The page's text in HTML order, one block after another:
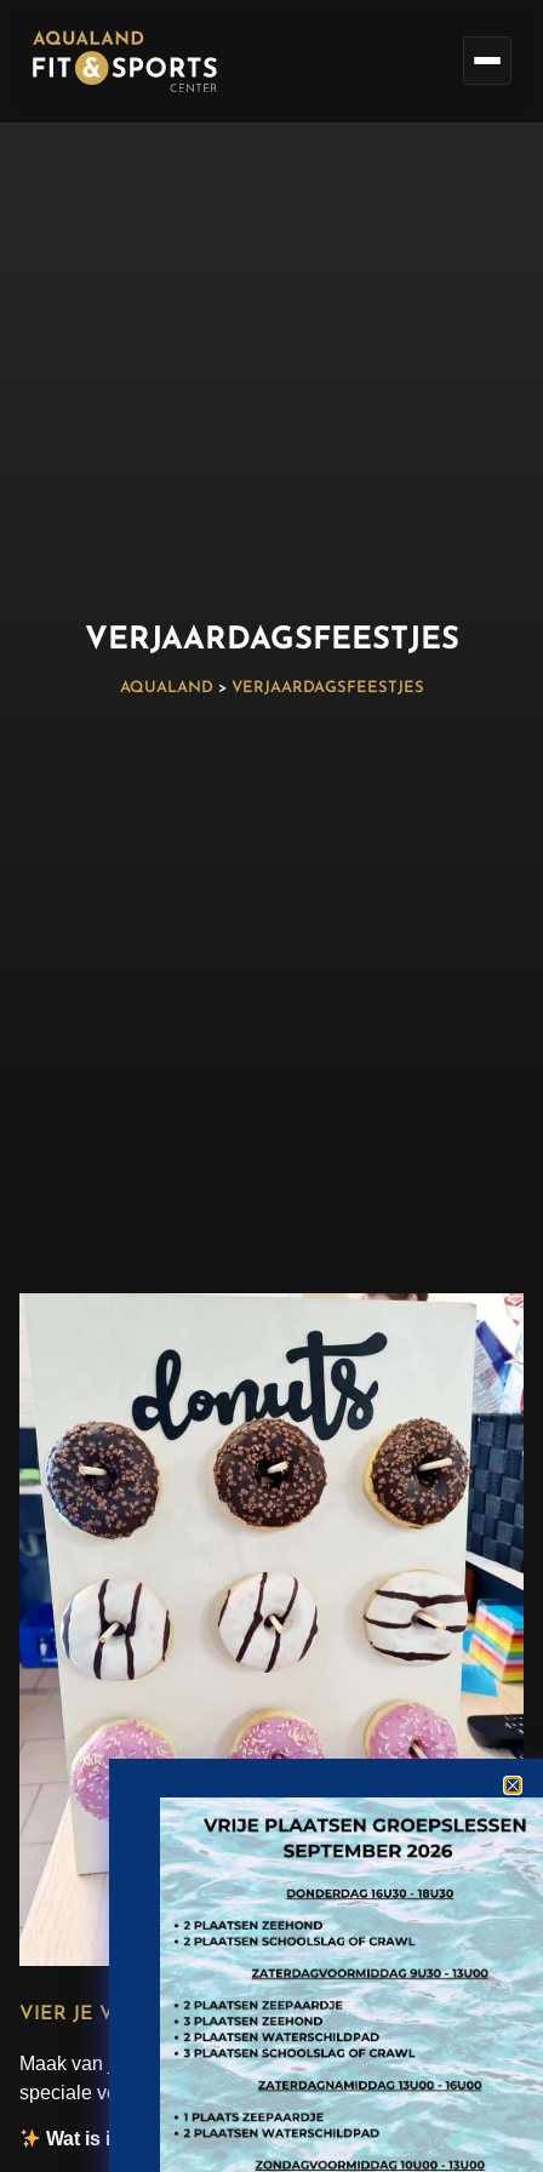
VERJAARDAGSFEESTJES
AQUALAND> VERJAARDAGSFEESTJES
VIER JE VERJAARDAG BIJ AQUALAND!
Maak van je verjaardag een spetterend feest met onze
speciale verjaardagsformule!
Wat is inbegrepen?